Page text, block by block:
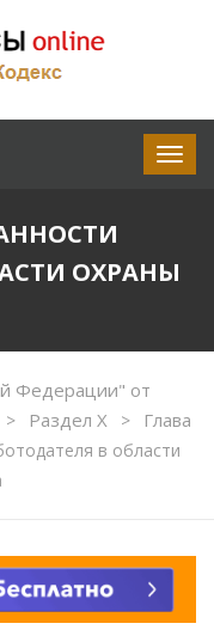
ОХРАНЫ
Федерации" от
> Раздел X >
Глава
в области